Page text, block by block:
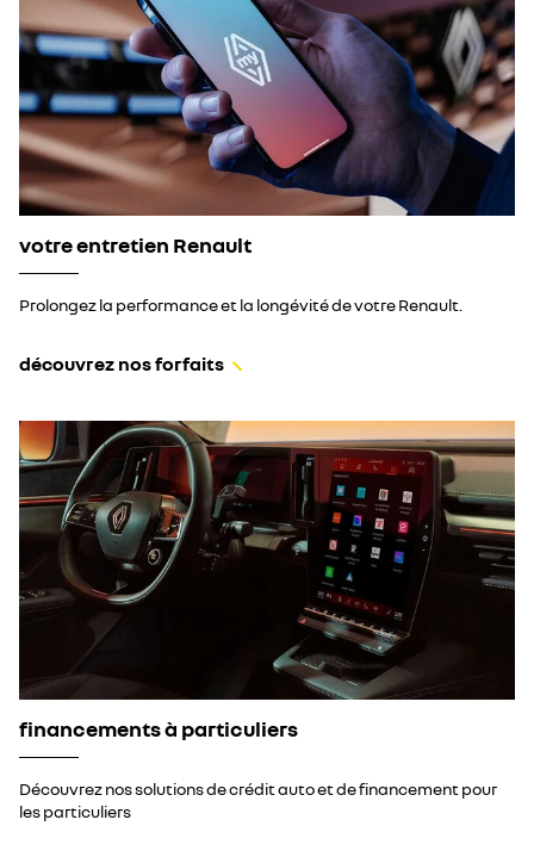
votre entretien Renault
Prolongez la performance et la longévité de votre Renault.
découvrez nos forfaits
financements à particuliers
Découvrez nos solutions de crédit auto et de financement pour
les particuliers